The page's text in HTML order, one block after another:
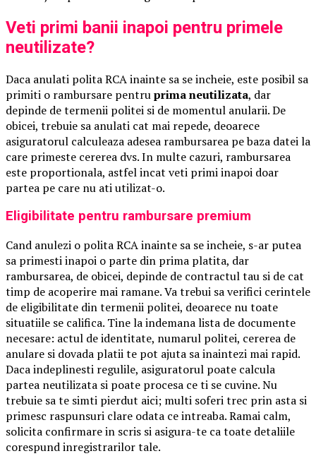
Veti primi banii inapoi pentru primele
neutilizate?
Daca anulati polita RCA inainte sa se incheie, este posibil sa
primiti o rambursare pentruprima neutilizata, dar
depinde de termenii politei si de momentul anularii. De
obicei, trebuie sa anulati cat mai repede, deoarece
asiguratorul calculeaza adesea rambursarea pe baza datei la
care primeste cererea dvs. In multe cazuri, rambursarea
este proportionala, astfel incat veti primi inapoi doar
partea pe care nu ati utilizat-o.
Eligibilitate pentru rambursare premium
Cand anulezi o polita RCA inainte sa se incheie, s-ar putea
sa primesti inapoi o parte din prima platita, dar
rambursarea, de obicei, depinde de contractul tau si de cat
timp de acoperire mai ramane. Va trebui sa verifici cerintele
de eligibilitate din termenii politei, deoarece nu toate
situatiile se califica. Tine la indemana lista de documente
necesare: actul de identitate, numarul politei, cererea de
anulare si dovada platii te pot ajuta sa inaintezi mai rapid.
Daca indeplinesti regulile, asiguratorul poate calcula
partea neutilizata si poate procesa ce ti se cuvine. Nu
trebuie sa te simti pierdut aici; multi soferi trec prin asta si
primesc raspunsuri clare odata ce intreaba. Ramai calm,
solicita confirmare in scris si asigura-te ca toate detaliile
corespund inregistrarilor tale.